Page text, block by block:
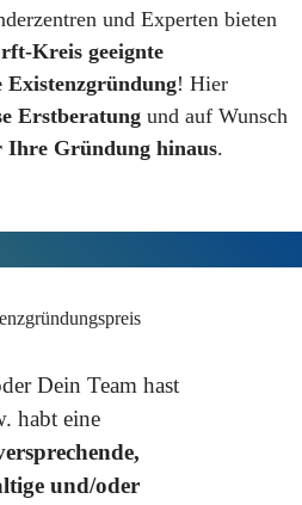
und Experten bieten
Kreis geeignte
Existenzgründung! Hier
Erstberatung und auf Wunsch
Ihre Gründung hinaus.
Dein Team hast
habt eine
und/oder